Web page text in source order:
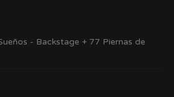
- Backstage + 77 Piernas de